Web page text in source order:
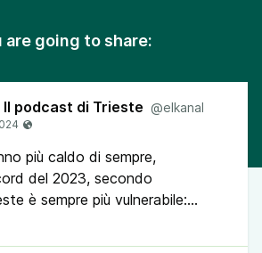
are going to share:
Il podcast di Trieste @elkanal
più caldo di sempre,
del 2023, secondo
è sempre più vulnerabile:
innalzamento del mare e afa
segnali evidenti